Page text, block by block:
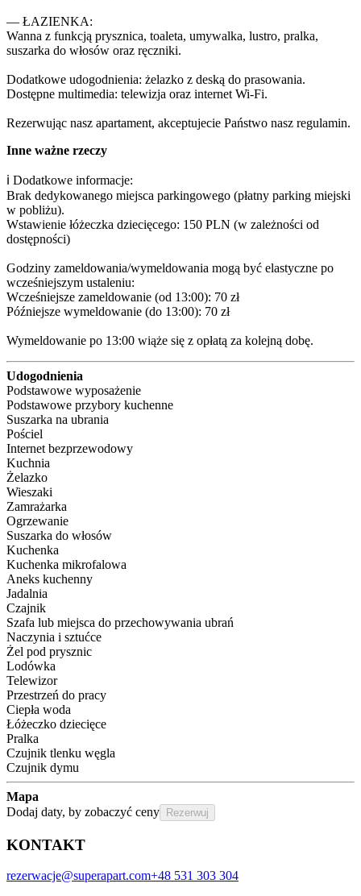
— ŁAZIENKA:
Wanna z funkcją prysznica, toaleta, umywalka, lustro, pralka,
suszarka do włosów oraz ręczniki.
Dodatkowe udogodnienia: żelazko z deską do prasowania.
Dostępne multimedia: telewizja oraz internet Wi-Fi.
Rezerwując nasz apartament, akceptujecie Państwo nasz regulamin.
Inne ważne rzeczy
ℹ️ Dodatkowe informacje:
Brak dedykowanego miejsca parkingowego (płatny parking miejski
w pobliżu).
Wstawienie łóżeczka dziecięcego: 150 PLN (w zależności od
dostępności)
Godziny zameldowania/wymeldowania mogą być elastyczne po
wcześniejszym ustaleniu:
Wcześniejsze zameldowanie (od 13:00): 70 zł
Późniejsze wymeldowanie (do 13:00): 70 zł
Wymeldowanie po 13:00 wiąże się z opłatą za kolejną dobę.
Udogodnienia
Podstawowe wyposażenie
Podstawowe przybory kuchenne
Suszarka na ubrania
Pościel
Internet bezprzewodowy
Kuchnia
Żelazko
Wieszaki
Zamrażarka
Ogrzewanie
Suszarka do włosów
Kuchenka
Kuchenka mikrofalowa
Aneks kuchenny
Jadalnia
Czajnik
Szafa lub miejsca do przechowywania ubrań
Naczynia i sztućce
Żel pod prysznic
Lodówka
Telewizor
Przestrzeń do pracy
Ciepła woda
Łóżeczko dziecięce
Pralka
Czujnik tlenku węgla
Czujnik dymu
Mapa
Dodaj daty, by zobaczyć ceny
Rezerwuj
KONTAKT
rezerwacje@superapart.com+48 531 303 304